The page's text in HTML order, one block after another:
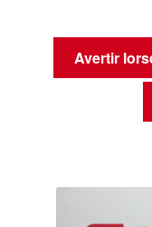
Avertir